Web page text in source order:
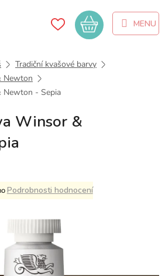
Nákupní
košík
Tradiční kvašové barvy
Newton
Newton - Sepia
Winsor &
Podrobnosti hodnocení